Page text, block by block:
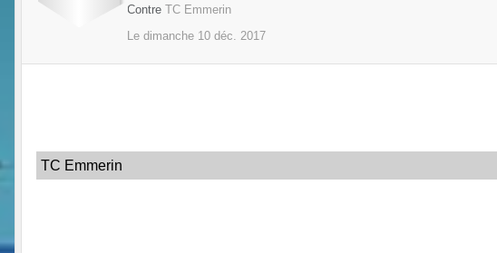
Contre TC Emmerin
Le dimanche 10 déc. 2017
TC Emmerin